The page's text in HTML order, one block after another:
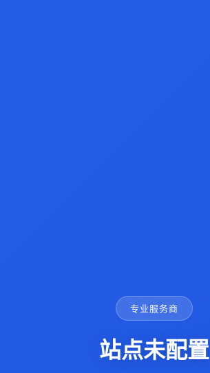
专业服务商
站点未配置